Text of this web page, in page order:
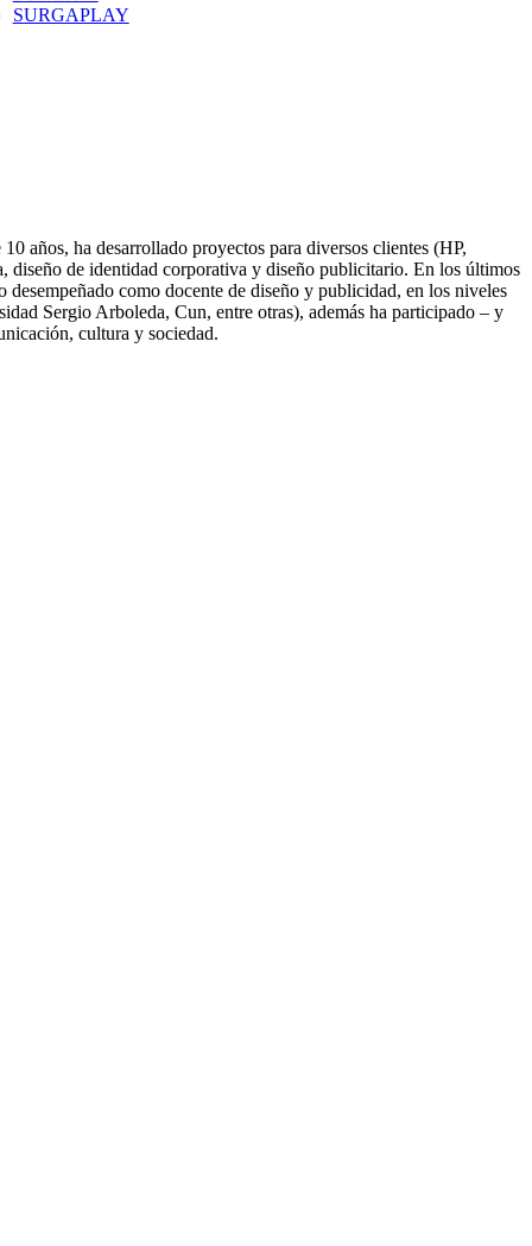
SURGAPLAY
años, ha desarrollado proyectos para diversos clientes (HP,
de identidad corporativa y diseño publicitario. En los últimos
como docente de diseño y publicidad, en los niveles
Sergio Arboleda, Cun, entre otras), además ha participado – y
cultura y sociedad.